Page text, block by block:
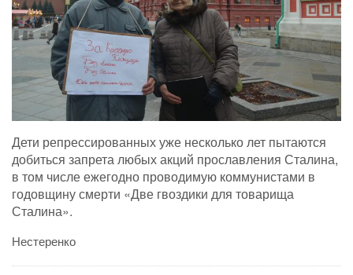
Дети репрессированных уже несколько лет пытаются
добиться запрета любых акций прославления Сталина,
в том числе ежегодно проводимую коммунистами в
годовщину смерти «Две гвоздики для товарища
Сталина».
Нестеренко